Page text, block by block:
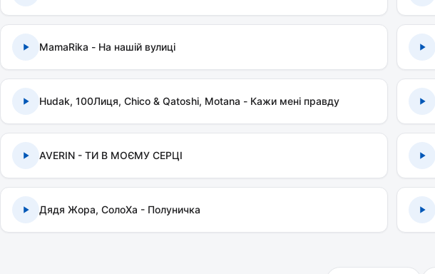
MamaRika - На нашій вулиці
Hudak, 100Лиця, Chico & Qatoshi, Motana - Кажи мені правду
AVERIN - ТИ В МОЄМУ СЕРЦІ
Дядя Жора, СолоХа - Полуничка